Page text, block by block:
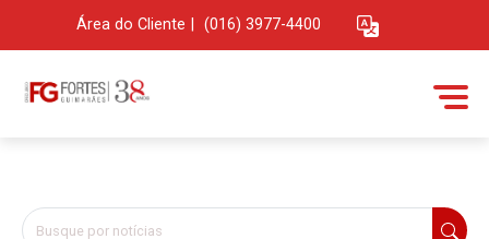
Área do Cliente (016) 3977-4400